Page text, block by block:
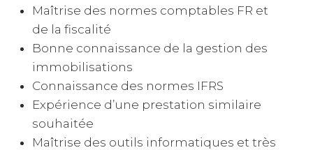
Maîtrise des normes comptables FR et
de la fiscalité
Bonne connaissance de la gestion des
immobilisations
Connaissance des normes IFRS
Expérience d’une prestation similaire
souhaitée
Maîtrise des outils informatiques et très